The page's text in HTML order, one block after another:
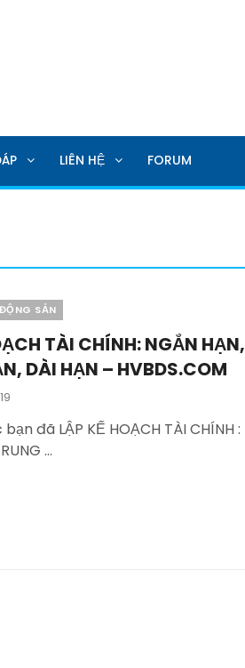
LIÊN HỆ FORUM
SẢN
TÀI CHÍNH: NGẮN HẠN,
DÀI HẠN – HVBDS.COM
đã LẬP KẾ HOẠCH TÀI CHÍNH :
…